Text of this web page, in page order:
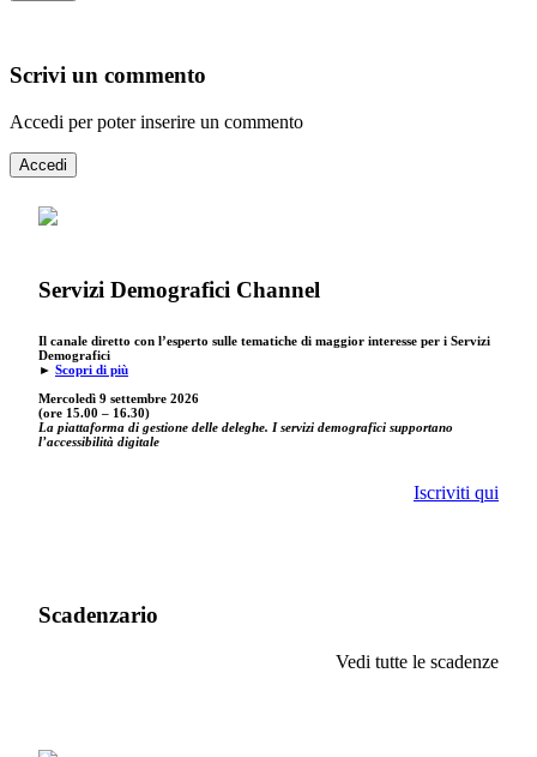
Scrivi un commento
Accedi per poter inserire un commento
Accedi
Servizi Demografici Channel
Il canale diretto con l’esperto sulle tematiche di maggior interesse per i Servizi
Demografici
► Scopri di più
Mercoledì 9 settembre 2026
(ore 15.00 – 16.30)
La piattaforma di gestione delle deleghe. I servizi demografici supportano
l’accessibilità digitale
Iscriviti qui
Scadenzario
Vedi tutte le scadenze